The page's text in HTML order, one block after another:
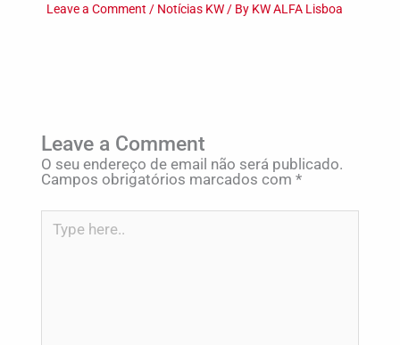
Leave a Comment / Notícias KW/ By KW ALFA Lisboa
Leave a Comment
O seu endereço de email não será publicado.
Campos obrigatórios marcados com *
Type
here..